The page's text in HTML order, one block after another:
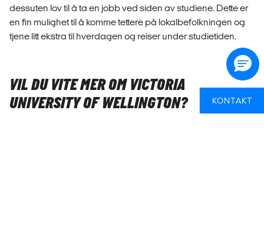
dessuten lov til å ta en jobb ved siden av studiene. Dette er
en fin mulighet til å komme tettere på lokalbefolkningen og
tjene litt ekstra til hverdagen og reiser under studietiden.
VIL DU VITE MER OM VICTORIA
UNIVERSITY OF WELLINGTON?
KONTAKT